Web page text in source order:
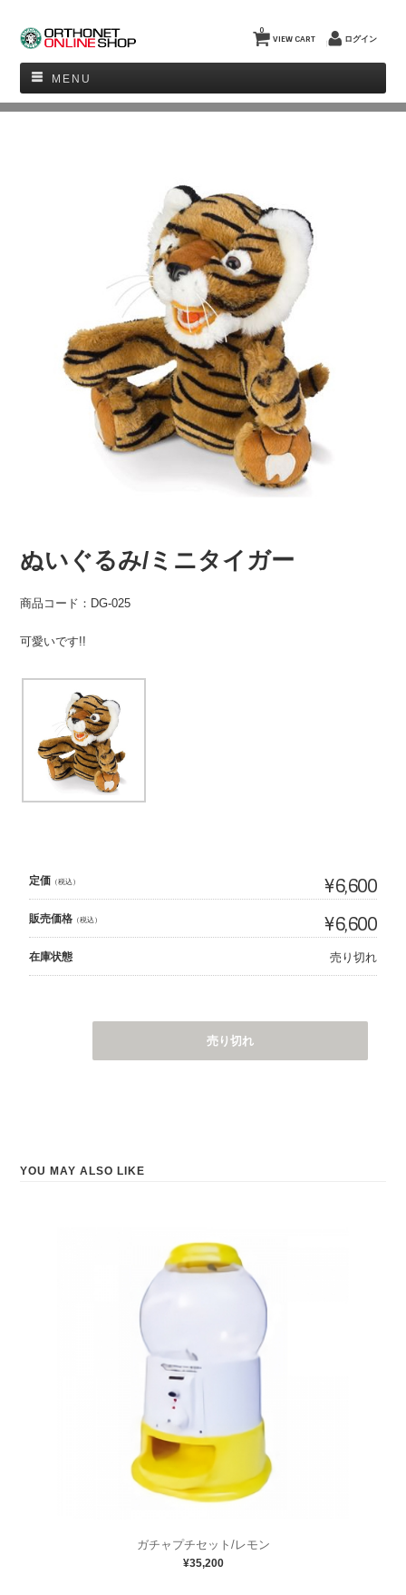
VIEW CART
0
ログイン
MENU
ぬいぐるみ/ミニタイガー
商品コード：DG-025
可愛いです!!
定価 （税込） ¥6,600
販売価格 （税込） ¥6,600
在庫状態 売り切れ
売り切れ
YOU MAY ALSO LIKE
ガチャプチセット/レモン
¥35,200